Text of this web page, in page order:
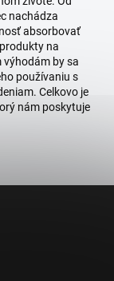
nachádza
absorbovať
na
by sa
používaniu s
Celkovo je
nám poskytuje